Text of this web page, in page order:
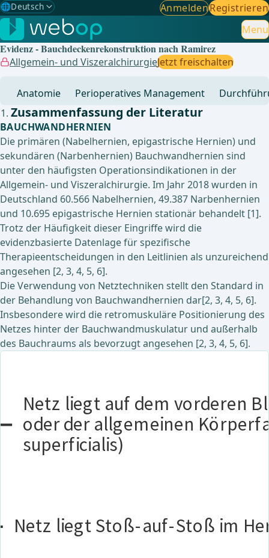
🌐Deutsch
Gewählte Sprache: Deutsch
🇩🇪 Deutsch ✓
🇬🇧English
🇧🇷
AnmeldenRegistrieren
Menu
Evidenz - Bauchdeckenrekonstruktion nach Ramirez
Allgemein- und ViszeralchirurgieJetzt freischalten
Anatomie Perioperatives Management
Zusammenfassung der Literatur
BAUCHWANDHERNIEN
Die primären (Nabelhernien, epigastrische Hernien) und
sekundären (Narbenhernien) Bauchwandhernien sind
unter den häufigsten Operationsindikationen in der
Allgemein- und Viszeralchirurgie. Im Jahr 2018 wurden in
Deutschland 60.566 Nabelhernien, 49.387 Narbenhernien
und 10.695 epigastrische Hernien stationär behandelt [1].
Trotz der Häufigkeit dieser Eingriffe wird die
evidenzbasierte Datenlage für spezifische
Therapieentscheidungen in den Leitlinien als unzureichend
angesehen [2, 3, 4, 5, 6].
Die Verwendung von Netztechniken stellt den Standard in
der Behandlung von Bauchwandhernien dar[2, 3, 4, 5, 6].
Insbesondere wird die retromuskuläre Positionierung des
Netzes hinter der Bauchwandmuskulatur und außerhalb
des Bauchraums als bevorzugt angesehen [2, 3, 4, 5, 6].